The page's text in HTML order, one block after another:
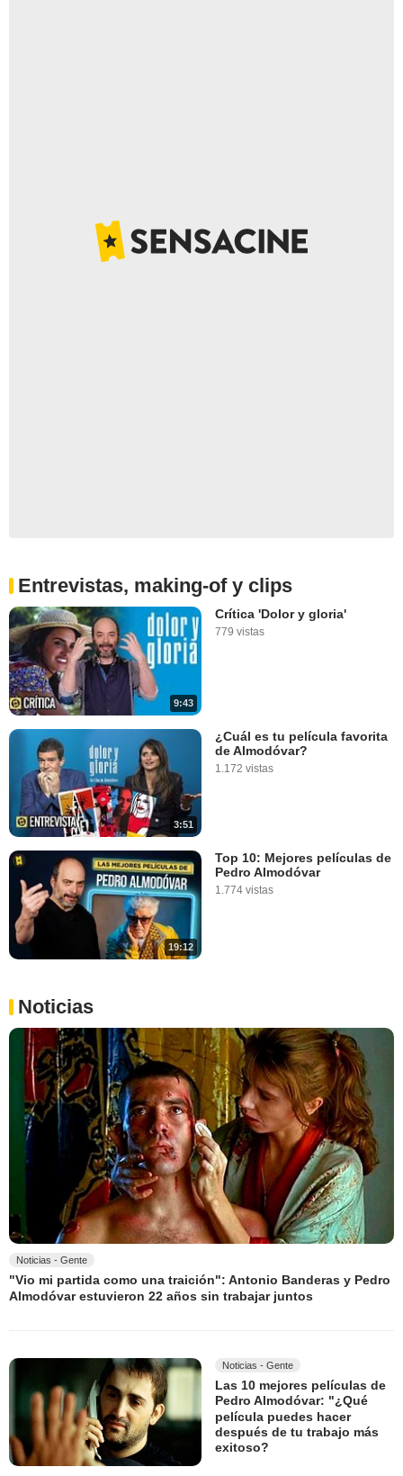
Entrevistas, making-of y clips
9:43
Crítica 'Dolor y gloria'
779 vistas
3:51
¿Cuál es tu película favorita
de Almodóvar?
1.172 vistas
19:12
Top 10: Mejores películas de
Pedro Almodóvar
1.774 vistas
Noticias
Noticias - Gente
"Vio mi partida como una traición": Antonio Banderas y Pedro
Almodóvar estuvieron 22 años sin trabajar juntos
Noticias - Gente
Las 10 mejores películas de
Pedro Almodóvar: "¿Qué
película puedes hacer
después de tu trabajo más
exitoso?